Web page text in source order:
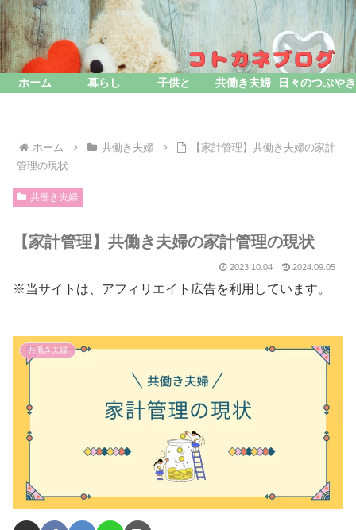
ホーム 暮らし 子供と 共働き夫婦 日々のつぶやき
ホーム 共働き夫婦
【家計管理】共働き夫婦の家計
管理の現状
共働き夫婦
【家計管理】共働き夫婦の家計管理の現状
2023.10.04 2024.09.05
※当サイトは、アフィリエイト広告を利用しています。
共働き夫婦